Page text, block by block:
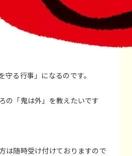
守る行事」になるのです。
の「鬼は外」を教えたいです
は随時受け付けておりますので